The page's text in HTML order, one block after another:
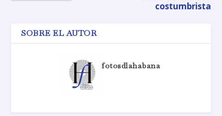
costumbrista
SOBRE EL AUTOR
fotosdlahabana